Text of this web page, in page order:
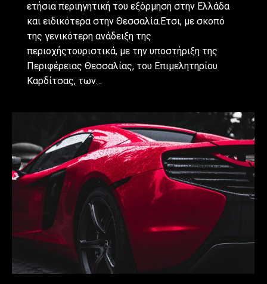
ετήσια περιηγητική του εξόρμηση στην Ελλάδα
και ειδικότερα στην Θεσσαλία.Ετσι, με σκοπό
της γενικότερη ανάδειξη της
περιοχήςτουριστικά, με την υποστήριξη της
Περιφέρειας Θεσσαλίας, του Επιμελητηρίου
Καρδίτσας, των…